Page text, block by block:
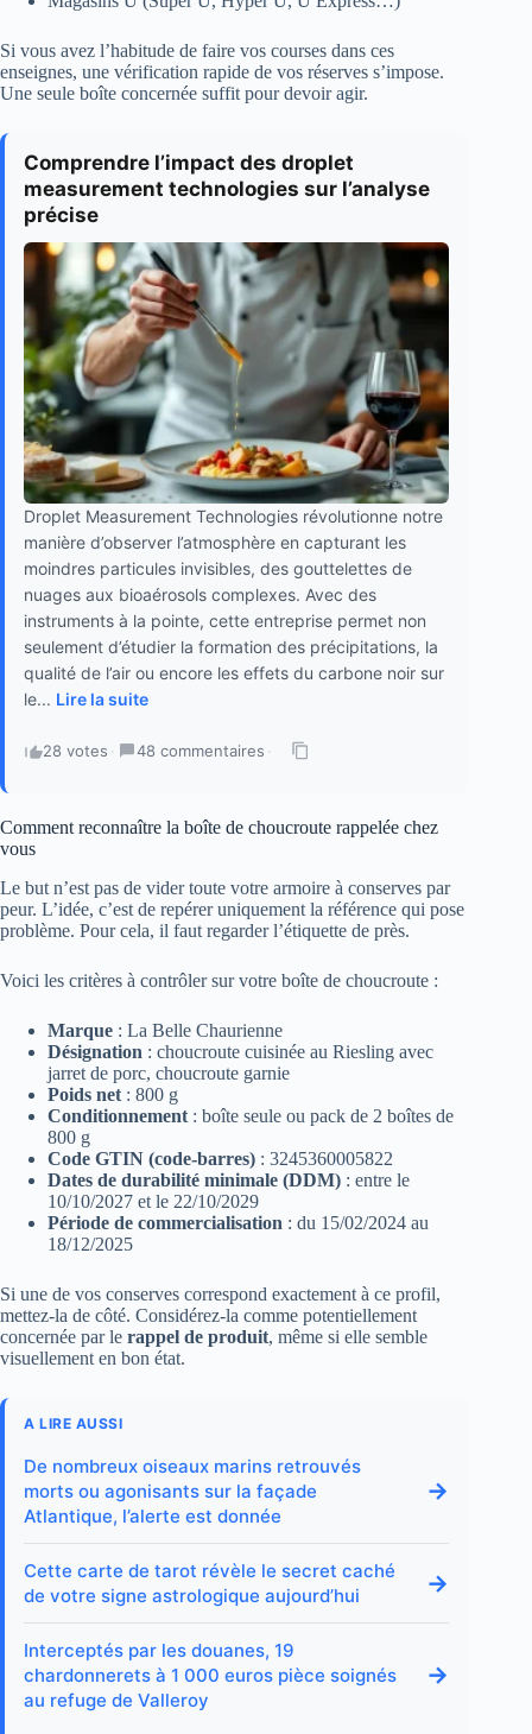
Si vous avez l’habitude de faire vos courses dans ces
enseignes, une vérification rapide de vos réserves s’impose.
Une seule boîte concernée suffit pour devoir agir.
Comprendre l’impact des droplet
measurement technologies sur l’analyse
précise
Droplet Measurement Technologies révolutionne notre
manière d’observer l’atmosphère en capturant les
moindres particules invisibles, des gouttelettes de
nuages aux bioaérosols complexes. Avec des
instruments à la pointe, cette entreprise permet non
seulement d’étudier la formation des précipitations, la
qualité de l’air ou encore les effets du carbone noir sur
le... Lire la suite
28 votes · 48 commentaires ·
Comment reconnaître la boîte de choucroute rappelée chez
vous
Le but n’est pas de vider toute votre armoire à conserves par
peur. L’idée, c’est de repérer uniquement la référence qui pose
problème. Pour cela, il faut regarder l’étiquette de près.
Voici les critères à contrôler sur votre boîte de choucroute :
Marque : La Belle Chaurienne
Désignation : choucroute cuisinée au Riesling avec
jarret de porc, choucroute garnie
Poids net : 800 g
Conditionnement : boîte seule ou pack de 2 boîtes de
800 g
Code GTIN (code-barres) : 3245360005822
Dates de durabilité minimale (DDM) : entre le
10/10/2027 et le 22/10/2029
Période de commercialisation : du 15/02/2024 au
18/12/2025
Si une de vos conserves correspond exactement à ce profil,
mettez-la de côté. Considérez-la comme potentiellement
concernée par le rappel de produit, même si elle semble
visuellement en bon état.
A LIRE AUSSI
De nombreux oiseaux marins retrouvés
morts ou agonisants sur la façade
Atlantique, l’alerte est donnée
→
Cette carte de tarot révèle le secret caché
de votre signe astrologique aujourd’hui
→
Interceptés par les douanes, 19
chardonnerets à 1 000 euros pièce soignés
au refuge de Valleroy
→